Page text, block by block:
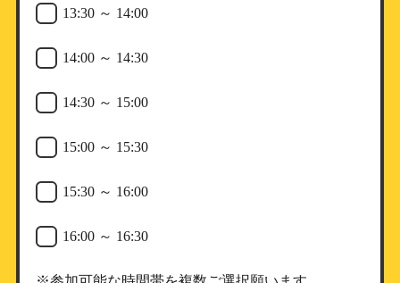
13:30 ～ 14:00
14:00 ～ 14:30
14:30 ～ 15:00
15:00 ～ 15:30
15:30 ～ 16:00
16:00 ～ 16:30